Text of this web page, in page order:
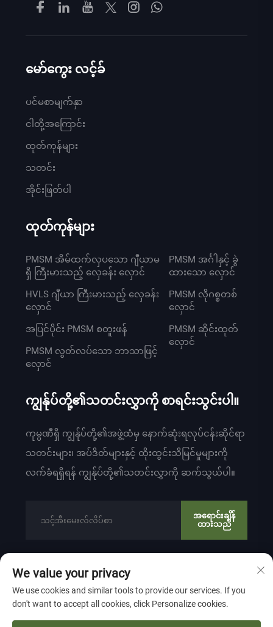
မော်ကွေး လင့်ခ်
ပင်မစာမျက်နှာ
ငါတို့အကြောင်း
ထုတ်ကုန်များ
သတင်း
အိုင်းဖြတ်ပါ
ထုတ်ကုန်များ
PMSM အိမ်ထက်လှပသော ဂျီယာမ
ရှိ ကြီးမားသည့် လှေခန်း လှောင်
HVLS ဂျီယာ ကြီးမားသည့် လှေခန်း
လှောင်
အပြင်ပိုင်း PMSM စတူးဖန်
PMSM လွတ်လပ်သော ဘာသာဖြင့်
လှောင်
PMSM အင်္ဂါနှင့် ခွဲ
ထားသော လှောင်
PMSM လိုဂစ္စတစ်
လှောင်
PMSM ဆိုင်းထုတ်
လှောင်
ကျွန်ုပ်တို့၏သတင်းလွှာကို စာရင်းသွင်းပါ။
ကုမ္ပဏီရှိ ကျွန်ုပ်တို့၏အဖွဲ့ထံမှ နောက်ဆုံးရလုပ်ငန်းဆိုင်ရာ
သတင်းများ၊ အပ်ဒိတ်များနှင့် ထိုးထွင်းသိမြင်မှုများကို
လက်ခံရရှိရန် ကျွန်ုပ်တို့၏သတင်းလွှာကို ဆက်သွယ်ပါ။
အရောင်းချိန်
ထားသည်
ကော်ပီရှိတ် © 2024 မှ ZHEJIANG WEIYU VENTILATION
ELECTROMECHANICAL CO.,LTD
ကိုယ်ရေးကိုယ်တာ မူဝါဒ
အထက်ဖြင့် ဆွဲခြင်း
We value your privacy
We use cookies and similar tools to provide our services. If you
don't want to accept all cookies, click Personalize cookies.